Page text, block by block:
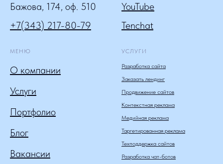
Бажова, 174, оф. 510
+7(343) 217-80-79
YouTube
Tenchat
МЕНЮ
О компании
Услуги
Портфолио
Блог
Вакансии
УСЛУГИ
Разработка сайта
Заказать лендинг
Продвижение сайтов
Контекстная реклама
Медийная реклама
Таргетированная реклама
Техподдержка сайтов
Разработка чат-ботов